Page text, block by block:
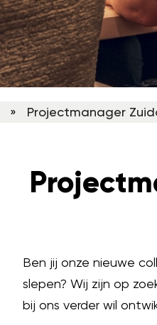
» Projectmanager
Ben jij onze nieuwe
slepen? Wij zijn op
bij ons verder wil